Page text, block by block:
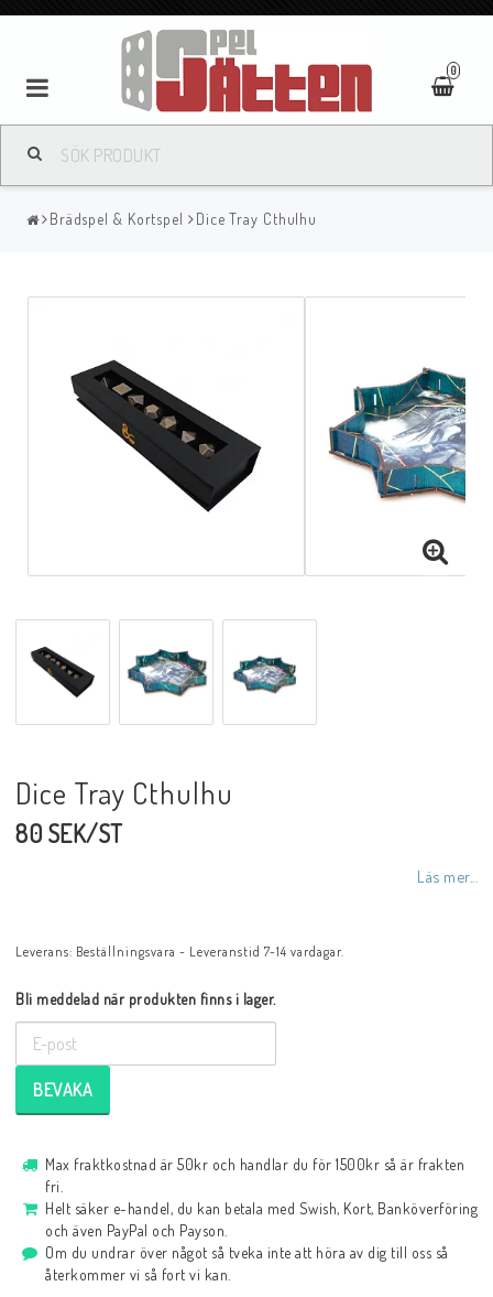
0
Brädspel & Kortspel Dice Tray Cthulhu
Dice Tray Cthulhu
80 SEK/ST
Läs mer...
Leverans: Beställningsvara - Leveranstid 7-14 vardagar.
Bli meddelad när produkten finns i lager.
BEVAKA
Max fraktkostnad är 50kr och handlar du för 1500kr så är frakten
fri.
Helt säker e-handel, du kan betala med Swish, Kort, Banköverföring
och även PayPal och Payson.
Om du undrar över något så tveka inte att höra av dig till oss så
återkommer vi så fort vi kan.